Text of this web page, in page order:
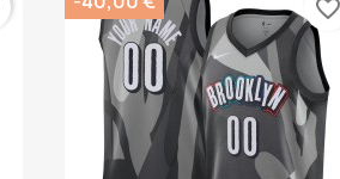
favorite_border